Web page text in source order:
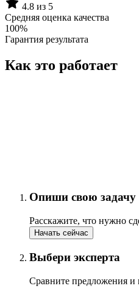
4.8 из 5
Средняя оценка качества
100%
Гарантия результата
Как это работает
Опиши свою задачу
Расскажите, что нужно
Начать сейчас
Выбери эксперта
Сравните предложения и